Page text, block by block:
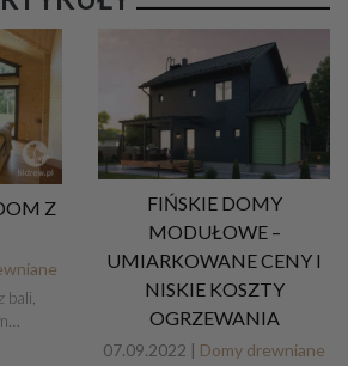
Z
FIŃSKIE DOMY
MODUŁOWE –
UMIARKOWANE CENY I
NISKIE KOSZTY
OGRZEWANIA
07.09.2022 | Domy drewniane